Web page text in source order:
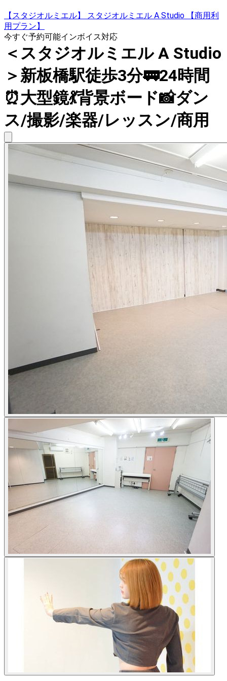
【スタジオルミエル】 スタジオルミエル A Studio 【商用利
用プラン】
今すぐ予約可能インボイス対応
＜スタジオルミエル A Studio
＞新板橋駅徒歩3分🚃24時間
⏰大型鏡💃背景ボード📸ダン
ス/撮影/楽器/レッスン/商用